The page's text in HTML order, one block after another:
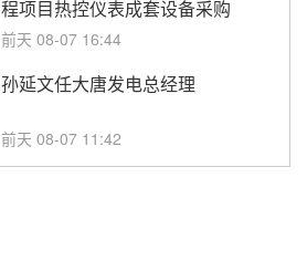
程项目热控仪表成套设备采购
前天 08-07 16:44
孙延文任大唐发电总经理
前天 08-07 11:42